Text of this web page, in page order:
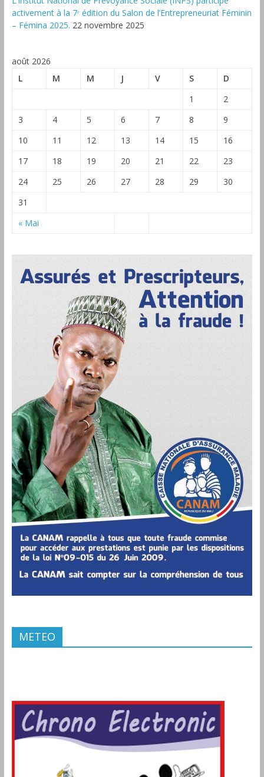
activement à la 7ᵉ édition du Salon de l’Entrepreneuriat Féminin
– Fémina 2025. 22 novembre 2025
août 2026
L
M M J V S D
« Mai
1
2
3
4 5 6 7 8
9
10
11 12 13 14 15
16
17
18 19 20 21 22
23
24
25 26 27 28 29
30
31
METEO